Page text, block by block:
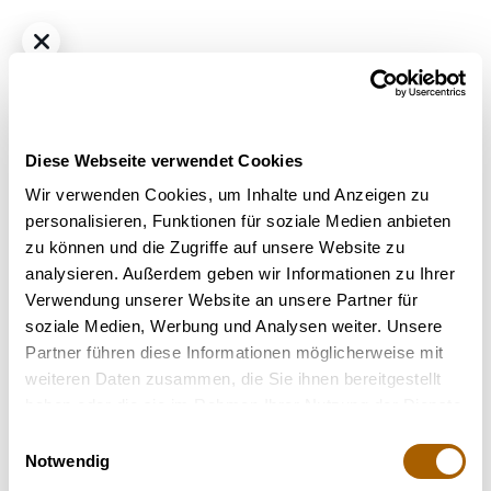
Diese Webseite verwendet Cookies
Wir verwenden Cookies, um Inhalte und Anzeigen zu
personalisieren, Funktionen für soziale Medien anbieten
zu können und die Zugriffe auf unsere Website zu
analysieren. Außerdem geben wir Informationen zu Ihrer
Verwendung unserer Website an unsere Partner für
soziale Medien, Werbung und Analysen weiter. Unsere
Partner führen diese Informationen möglicherweise mit
weiteren Daten zusammen, die Sie ihnen bereitgestellt
Notwendig
Hybrid THC24,0% CBD1%
slouu 25/1 CRL CA
Bestrahlung: Unbestrahlt
Strain: Crumbled Lime
Terpene: Beta-Caryophyllen, Limonen, Myrcen
Nicht verfügbar